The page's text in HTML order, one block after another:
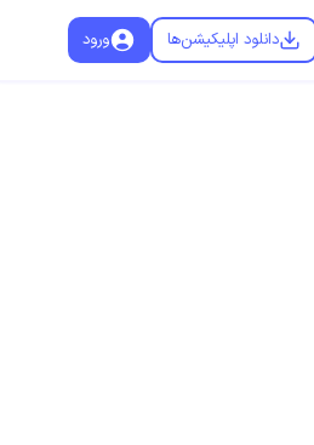
دانلود اپلیکیشن‌ها ورود